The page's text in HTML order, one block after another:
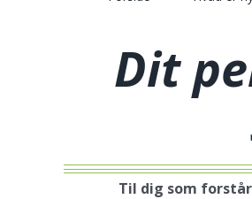
Dit
Til dig som